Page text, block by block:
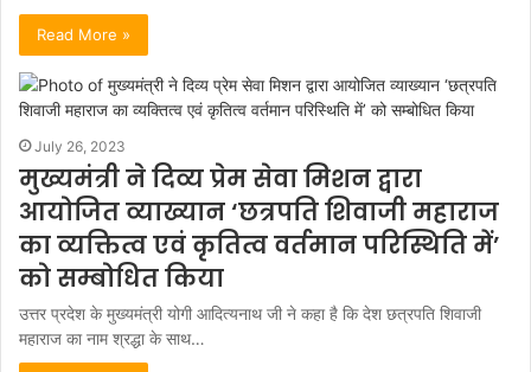
Read More »
July 26, 2023
मुख्यमंत्री ने दिव्य प्रेम सेवा मिशन द्वारा
आयोजित व्याख्यान ‘छत्रपति शिवाजी महाराज
का व्यक्तित्व एवं कृतित्व वर्तमान परिस्थिति में’
को सम्बोधित किया
उत्तर प्रदेश के मुख्यमंत्री योगी आदित्यनाथ जी ने कहा है कि देश छत्रपति शिवाजी
महाराज का नाम श्रद्धा के साथ…